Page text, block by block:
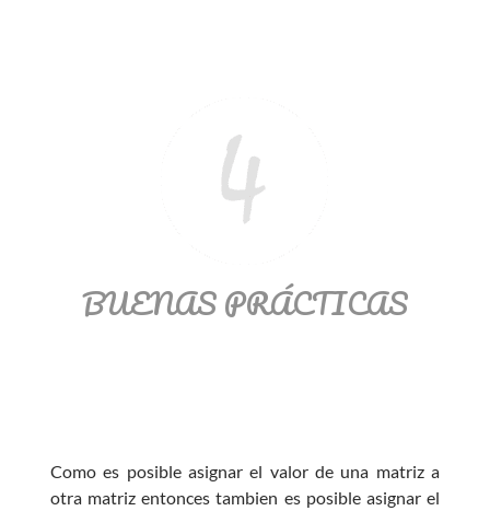
BUENAS PRÁCTICAS
Como es posible asignar el valor de una matriz a
otra matriz entonces tambien es posible asignar el